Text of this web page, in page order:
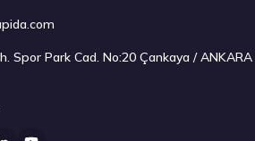
Spor Park Cad. No:20 Çankaya / ANKARA